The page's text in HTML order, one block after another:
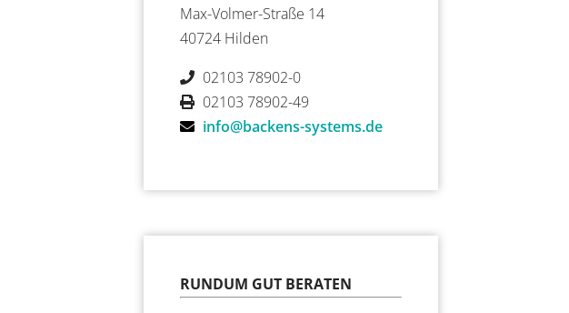
Max-Volmer-Straße 14
40724 Hilden
02103 78902-0
02103 78902-49
info@backens-systems.de
RUNDUM GUT BERATEN